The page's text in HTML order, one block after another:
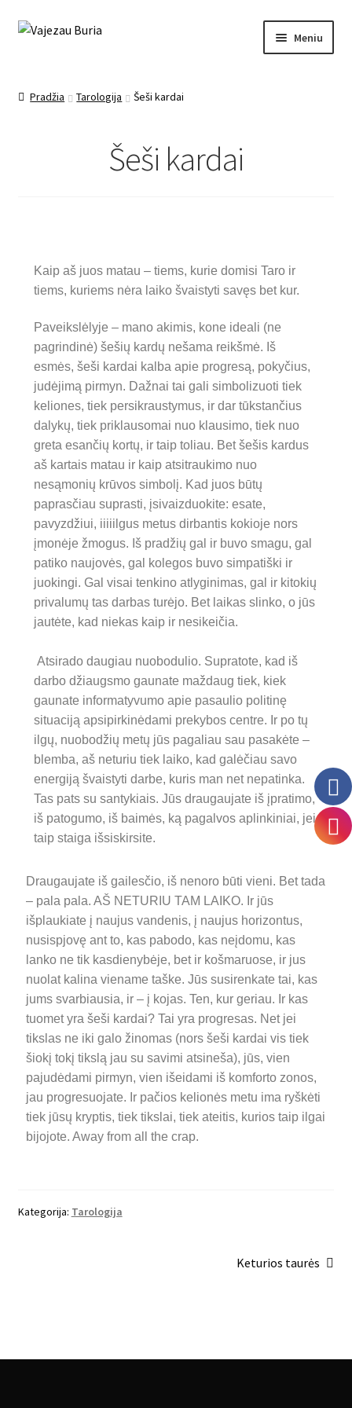
Meniu
Paslaugos
Pradžia Tarologija Šeši kardai
Šeši kardai
Kaip aš juos matau – tiems, kurie domisi Taro ir
tiems, kuriems nėra laiko švaistyti savęs bet kur.
Paveikslėlyje – mano akimis, kone ideali (ne
pagrindinė) šešių kardų nešama reikšmė. Iš
esmės, šeši kardai kalba apie progresą, pokyčius,
judėjimą pirmyn. Dažnai tai gali simbolizuoti tiek
keliones, tiek persikraustymus, ir dar tūkstančius
dalykų, tiek priklausomai nuo klausimo, tiek nuo
greta esančių kortų, ir taip toliau. Bet šešis kardus
aš kartais matau ir kaip atsitraukimo nuo
nesąmonių krūvos simbolį. Kad juos būtų
paprasčiau suprasti, įsivaizduokite: esate,
pavyzdžiui, iiiiilgus metus dirbantis kokioje nors
įmonėje žmogus. Iš pradžių gal ir buvo smagu, gal
patiko naujovės, gal kolegos buvo simpatiški ir
juokingi. Gal visai tenkino atlyginimas, gal ir kitokių
privalumų tas darbas turėjo. Bet laikas slinko, o jūs
jautėte, kad niekas kaip ir nesikeičia.
Atsirado daugiau nuobodulio. Supratote, kad iš
darbo džiaugsmo gaunate maždaug tiek, kiek
gaunate informatyvumo apie pasaulio politinę
situaciją apsipirkinėdami prekybos centre. Ir po tų
ilgų, nuobodžių metų jūs pagaliau sau pasakėte –
blemba, aš neturiu tiek laiko, kad galėčiau savo
energiją švaistyti darbe, kuris man net nepatinka.
Tas pats su santykiais. Jūs draugaujate iš įpratimo,
iš patogumo, iš baimės, ką pagalvos aplinkiniai, jei
taip staiga išsiskirsite.
Draugaujate iš gailesčio, iš nenoro būti vieni. Bet tada
– pala pala. AŠ NETURIU TAM LAIKO. Ir jūs
išplaukiate į naujus vandenis, į naujus horizontus,
nusispjovę ant to, kas pabodo, kas neįdomu, kas
lanko ne tik kasdienybėje, bet ir košmaruose, ir jus
nuolat kalina viename taške. Jūs susirenkate tai, kas
jums svarbiausia, ir – į kojas. Ten, kur geriau. Ir kas
tuomet yra šeši kardai? Tai yra progresas. Net jei
tikslas ne iki galo žinomas (nors šeši kardai vis tiek
šiokį tokį tikslą jau su savimi atsineša), jūs, vien
pajudėdami pirmyn, vien išeidami iš komforto zonos,
jau progresuojate. Ir pačios kelionės metu ima ryškėti
tiek jūsų kryptis, tiek tikslai, tiek ateitis, kurios taip ilgai
bijojote. Away from all the crap.
Kategorija: Tarologija
Keturios taurės